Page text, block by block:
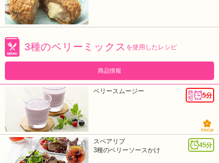
3種のベリーミックス を使用したレシピ
商品情報
5分
ベリースムージー
45分
スペアリブ
3種のベリーソースかけ